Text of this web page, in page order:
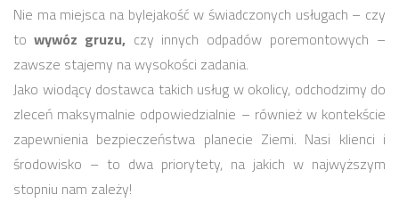
Nie ma miejsca na bylejakość w świadczonych usługach – czy
to wywóz gruzu,czy innych odpadów poremontowych –
zawsze stajemy na wysokości zadania.
Jako wiodący dostawca takich usług w okolicy, odchodzimy do
zleceń maksymalnie odpowiedzialnie – również w kontekście
zapewnienia bezpieczeństwa planecie Ziemi. Nasi klienci i
środowisko – to dwa priorytety, na jakich w najwyższym
stopniu nam zależy!